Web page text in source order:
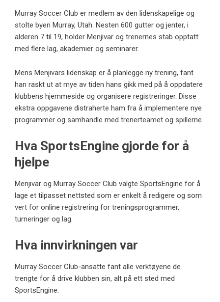
Murray Soccer Club er medlem av den lidenskapelige og
stolte byen Murray, Utah. Nesten 600 gutter og jenter, i
alderen 7 til 19, holder Menjivar og trenernes stab opptatt
med flere lag, akademier og seminarer.
Mens Menjivars lidenskap er å planlegge ny trening, fant
han raskt ut at mye av tiden hans gikk med på å oppdatere
klubbens hjemmeside og organisere registreringer. Disse
ekstra oppgavene distraherte ham fra å implementere nye
programmer og samhandle med trenerteamet og spillerne.
Hva SportsEngine gjorde for å
hjelpe
Menjivar og Murray Soccer Club valgte SportsEngine for å
lage et tilpasset nettsted som er enkelt å redigere og som
vert for online registrering for treningsprogrammer,
turneringer og lag.
Hva innvirkningen var
Murray Soccer Club-ansatte fant alle verktøyene de
trengte for å drive klubben sin, alt på ett sted med
SportsEngine.